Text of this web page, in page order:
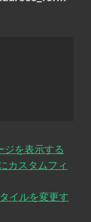
ジを表示する
カスタムフィ
イルを変更す